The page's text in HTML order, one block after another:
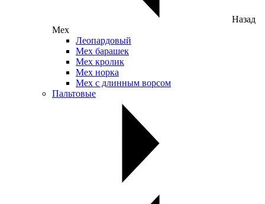
Назад
Мех
Леопардовый
Мех барашек
Мех кролик
Мех норка
Мех с длинным ворсом
Пальтовые